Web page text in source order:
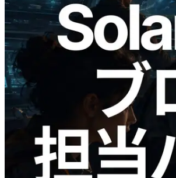
2026.05.24
Validators Solutions、
ナライザーを公開 — slot
ク生成時間と担当バリデ
この記事を読む
さらに読み込む